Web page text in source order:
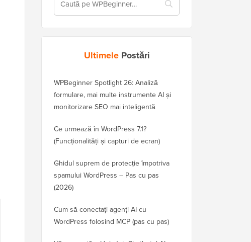
UltimelePostări
WPBeginner Spotlight 26: Analiză
formulare, mai multe instrumente AI și
monitorizare SEO mai inteligentă
Ce urmează în WordPress 7.1?
(Funcționalități și capturi de ecran)
Ghidul suprem de protecție împotriva
spamului WordPress – Pas cu pas
(2026)
Cum să conectați agenți AI cu
WordPress folosind MCP (pas cu pas)